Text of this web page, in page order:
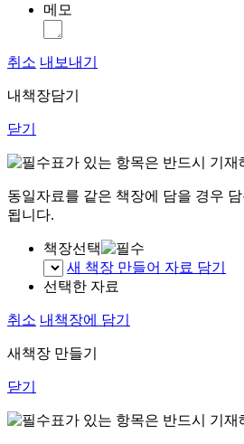
메모
취소 내보내기
내책장담기
닫기
표가 있는 항목은 반드시 기재
동일자료를 같은 책장에 담을 경우
됩니다.
책장선택
새 책장 만들어 자료 담기
선택한 자료
취소 내책장에 담기
새책장 만들기
닫기
표가 있는 항목은 반드시 기재